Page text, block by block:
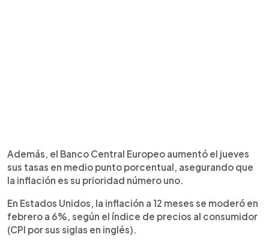
Además, el Banco Central Europeo aumentó el jueves
sus tasas en medio punto porcentual, asegurando que
la inflación es su prioridad número uno.
En Estados Unidos, la inflación a 12 meses se moderó en
febrero a 6%, según el índice de precios al consumidor
(CPI por sus siglas en inglés).